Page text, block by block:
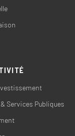
Services Publiques